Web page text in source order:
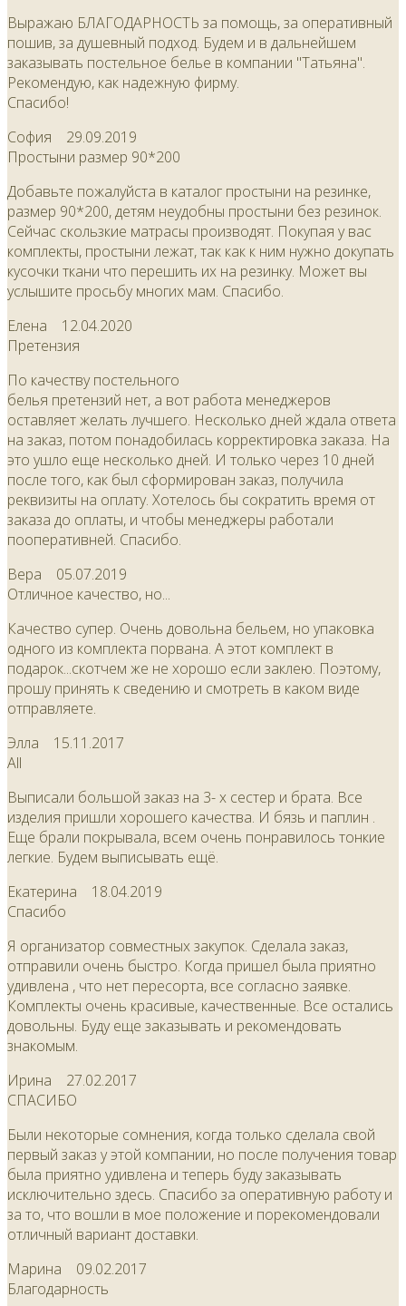
Выражаю БЛАГОДАРНОСТЬ за помощь, за оперативный
пошив, за душевный подход. Будем и в дальнейшем
заказывать постельное белье в компании "Татьяна".
Рекомендую, как надежную фирму.
Спасибо!
София 29.09.2019
Простыни размер 90*200
Добавьте пожалуйста в каталог простыни на резинке,
размер 90*200, детям неудобны простыни без резинок.
Сейчас скользкие матрасы производят. Покупая у вас
комплекты, простыни лежат, так как к ним нужно докупать
кусочки ткани что перешить их на резинку. Может вы
услышите просьбу многих мам. Спасибо.
Елена 12.04.2020
Претензия
По качеству постельного
белья претензий нет, а вот работа менеджеров
оставляет желать лучшего. Несколько дней ждала ответа
на заказ, потом понадобилась корректировка заказа. На
это ушло еще несколько дней. И только через 10 дней
после того, как был сформирован заказ, получила
реквизиты на оплату. Хотелось бы сократить время от
заказа до оплаты, и чтобы менеджеры работали
пооперативней. Спасибо.
Вера 05.07.2019
Отличное качество, но...
Качество супер. Очень довольна бельем, но упаковка
одного из комплекта порвана. А этот комплект в
подарок...скотчем же не хорошо если заклею. Поэтому,
прошу принять к сведению и смотреть в каком виде
отправляете.
Элла 15.11.2017
All
Выписали большой заказ на 3- х сестер и брата. Все
изделия пришли хорошего качества. И бязь и паплин .
Еще брали покрывала, всем очень понравилось тонкие
легкие. Будем выписывать ещё.
Екатерина 18.04.2019
Спасибо
Я организатор совместных закупок. Сделала заказ,
отправили очень быстро. Когда пришел была приятно
удивлена , что нет пересорта, все согласно заявке.
Комплекты очень красивые, качественные. Все остались
довольны. Буду еще заказывать и рекомендовать
знакомым.
Ирина 27.02.2017
СПАСИБО
Были некоторые сомнения, когда только сделала свой
первый заказ у этой компании, но после получения товар
была приятно удивлена и теперь буду заказывать
исключительно здесь. Спасибо за оперативную работу и
за то, что вошли в мое положение и порекомендовали
отличный вариант доставки.
Марина 09.02.2017
Благодарность